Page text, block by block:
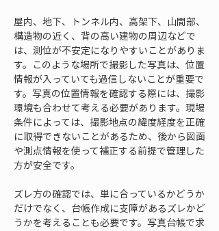
屋内、地下、トンネル内、高架下、山間部、
構造物の近く、背の高い建物の周辺などで
は、測位が不安定になりやすいことがありま
す。このような場所で撮影した写真は、位置
情報が入っていても過信しないことが重要で
す。写真の位置情報を確認する際には、撮影
環境も合わせて考える必要があります。現場
条件によっては、撮影地点の緯度経度を正確
に取得できないことがあるため、後から図面
や測点情報を使って補正する前提で管理した
方が安全です。
ズレ方の確認では、単に合っているかどうか
だけでなく、台帳作成に支障があるズレかど
うかを考えることも必要です。写真台帳で求